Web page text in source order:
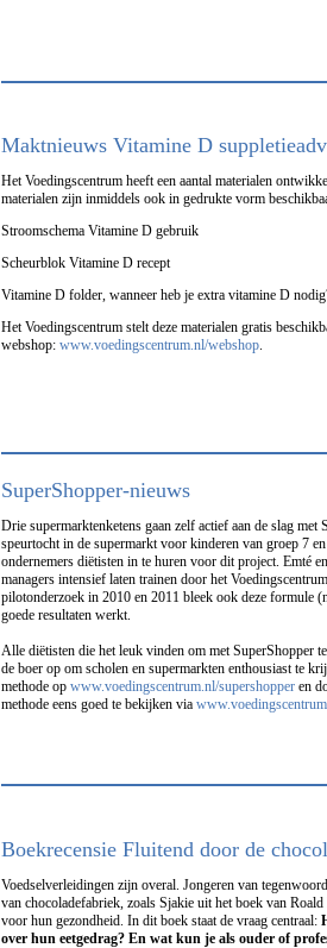
Maktnieuws Vitamine D
Het Voedingscentrum heeft een aantal materialen
materialen zijn inmiddels ook in gedrukte vorm
Stroomschema Vitamine D gebruik
Scheurblok Vitamine D recept
Vitamine D folder, wanneer heb je extra vitamine D
Het Voedingscentrum stelt deze materialen gratis
webshop: www.voedingscentrum.nl/webshop.
SuperShopper-nieuws
Drie supermarktenketens gaan zelf actief aan de slag
speurtocht in de supermarkt voor kinderen van groep 7
ondernemers diëtisten in te huren voor dit project. Emté
managers intensief laten trainen door het
pilotonderzoek in 2010 en 2011 bleek ook deze formule
goede resultaten werkt.
Alle diëtisten die het leuk vinden om met SuperShopper
de boer op om scholen en supermarkten enthousiast te
methode op www.voedingscentrum.nl/supershopper en
methode eens goed te bekijken via
Boekrecensie Fluitend door de
Voedselverleidingen zijn overal. Jongeren van
van chocoladefabriek, zoals Sjakie uit het boek van
voor hun gezondheid. In dit boek staat de vraag centraal:
over hun eetgedrag? En wat kun je als ouder of